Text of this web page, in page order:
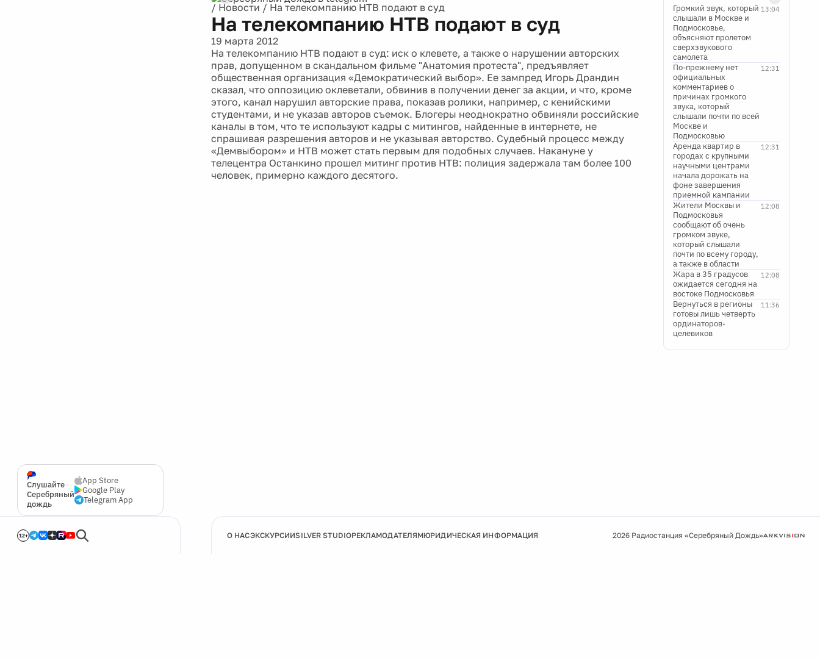
Слушайте
Серебряный
дождь
App Store
Google Play
Telegram App
12+
/ Новости / На телекомпанию НТВ подают в суд
На телекомпанию НТВ подают в суд
19 марта 2012
На телекомпанию НТВ подают в суд: иск о клевете, а также о нарушении авторских
прав, допущенном в скандальном фильме "Анатомия протеста", предъявляет
общественная организация «Демократический выбор». Ее зампред Игорь Драндин
сказал, что оппозицию оклеветали, обвинив в получении денег за акции, и что, кроме
этого, канал нарушил авторские права, показав ролики, например, с кенийскими
студентами, и не указав авторов съемок. Блогеры неоднократно обвиняли российские
каналы в том, что те используют кадры с митингов, найденные в интернете, не
спрашивая разрешения авторов и не указывая авторство. Судебный процесс между
«Демвыбором» и НТВ может стать первым для подобных случаев. Накануне у
телецентра Останкино прошел митинг против НТВ: полиция задержала там более 100
человек, примерно каждого десятого.
13:04
Громкий звук, который
слышали в Москве и
Подмосковье,
объясняют пролетом
сверхзвукового
самолета
12:31
По-прежнему нет
официальных
комментариев о
причинах громкого
звука, который
слышали почти по всей
Москве и
Подмосковью
12:31
Аренда квартир в
городах с крупными
научными центрами
начала дорожать на
фоне завершения
приемной кампании
12:08
Жители Москвы и
Подмосковья
сообщают об очень
громком звуке,
который слышали
почти по всему городу,
а также в области
12:08
Жара в 35 градусов
ожидается сегодня на
востоке Подмосковья
11:36
Вернуться в регионы
готовы лишь четверть
ординаторов-
целевиков
О НАСЭКСКУРСИИSILVER STUDIOРЕКЛАМОДАТЕЛЯМЮРИДИЧЕСКАЯ ИНФОРМАЦИЯ 2026 Радиостанция «Серебряный Дождь»